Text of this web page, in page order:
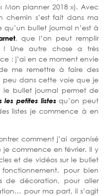
planner 2018 »). Avec
chemin s’est fait dans ma
bullet journal n’est à
, que l’on peut remplir
! Une autre chose a très
: j’ai en ce moment envie
me remettre à faire des
peu dans cette voie que je
le bullet journal permet de
les petites listes qu’on peut
listes je commence à en
comment j’ai organisé
commence en février. Il y
et de vidéos sur le bullet
pour bien
de décoration, pour aller
pour ma part, il s’agit